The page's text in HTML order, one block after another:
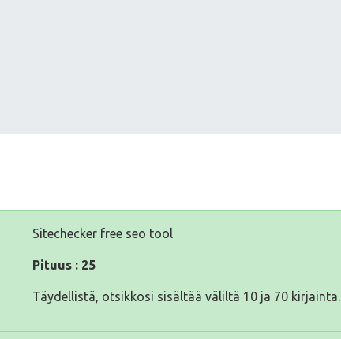
Sitechecker free seo tool
Pituus : 25
Täydellistä, otsikkosi sisältää väliltä 10 ja 70 kirjainta.